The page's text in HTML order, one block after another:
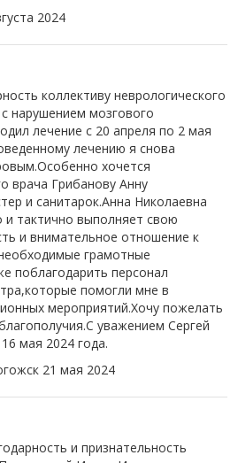
2024
коллективу неврологического
нарушением мозгового
лечение с 20 апреля по 2 мая
лечению я снова
хочется
врача Грибанову Анну
и санитарок.Анна Николаевна
тактично выполняет свою
и внимательное отношение к
грамотные
поблагодарить персонал
помогли мне в
мероприятий.Хочу пожелать
уважением Сергей
мая 2024 года.
21 мая 2024
и признательность